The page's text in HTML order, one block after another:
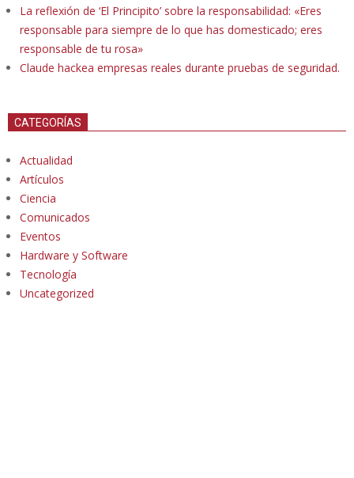
La reflexión de ‘El Principito’ sobre la responsabilidad: «Eres
responsable para siempre de lo que has domesticado; eres
responsable de tu rosa»
Claude hackea empresas reales durante pruebas de seguridad.
CATEGORÍAS
Actualidad
Artículos
Ciencia
Comunicados
Eventos
Hardware y Software
Tecnología
Uncategorized